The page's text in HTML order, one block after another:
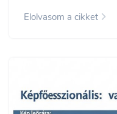
Elolvasom a cikket